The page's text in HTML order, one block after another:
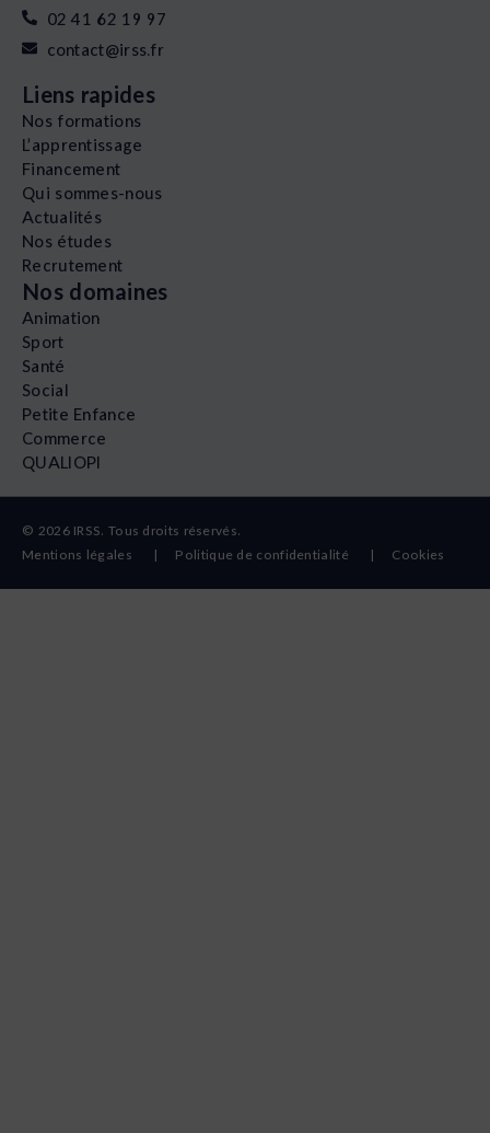
02 41 62 19 97
contact@irss.fr
Liens rapides
Nos formations
L’apprentissage
Financement
Qui sommes-nous
Actualités
Nos études
Recrutement
Nos domaines
Animation
Sport
Santé
Social
Petite Enfance
Commerce
QUALIOPI
© 2026 IRSS. Tous droits réservés.
Mentions légales
| Politique de confidentialité | Cookies